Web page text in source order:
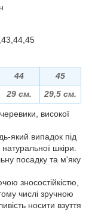
44
45
29 см. 29,5 см.
високої
який випадок під
шкіри.
посадку та м'яку
зносостійкістю,
числі зручною
носити взуття